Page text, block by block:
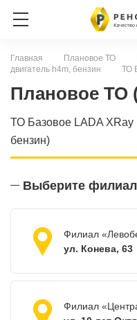
Главная Плановое ТО
двигатель h4m, бензин
ТО
Плановое ТО
ТО Базовое LADA XRay
бензин)
Выберите
Филиал
ул. Конева, 63
Филиал
ЗАПИСЬ